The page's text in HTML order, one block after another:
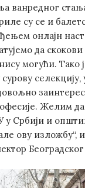
ванредног
су се и
онлајн
да
могући. Тако
селекцију,
Желим
у Србији и
ову изложбу“,